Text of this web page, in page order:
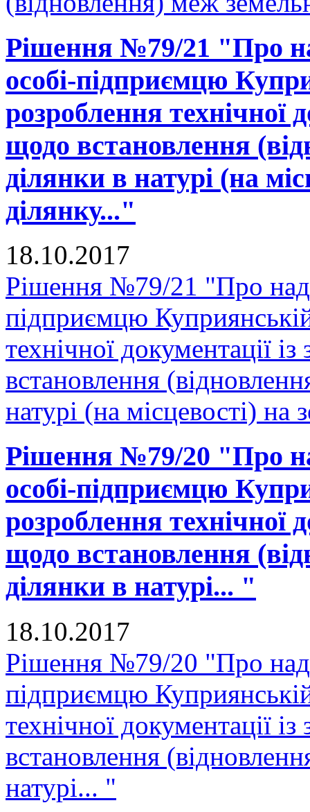
Рішення №79/21 "Про
особі-підприємцю
розроблення технічної
щодо встановлення
ділянки в натурі (на
ділянку..."
18.10.2017
Рішення №79/21 "Про
підприємцю
технічної документації
встановлення
натурі (на місцевості) на
Рішення №79/20 "Про
особі-підприємцю
розроблення технічної
щодо встановлення
ділянки в натурі... "
18.10.2017
Рішення №79/20 "Про
підприємцю
технічної документації
встановлення
натурі... "